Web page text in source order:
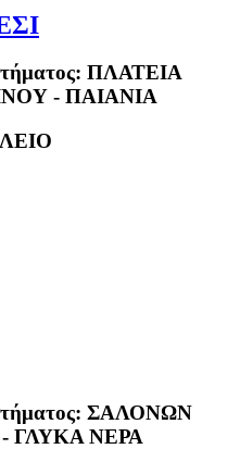
ΠΛΑΤΕΙΑ
- ΠΑΙΑΝΙΑ
ΣΑΛΟΝΩΝ
ΓΛΥΚΑ ΝΕΡΑ